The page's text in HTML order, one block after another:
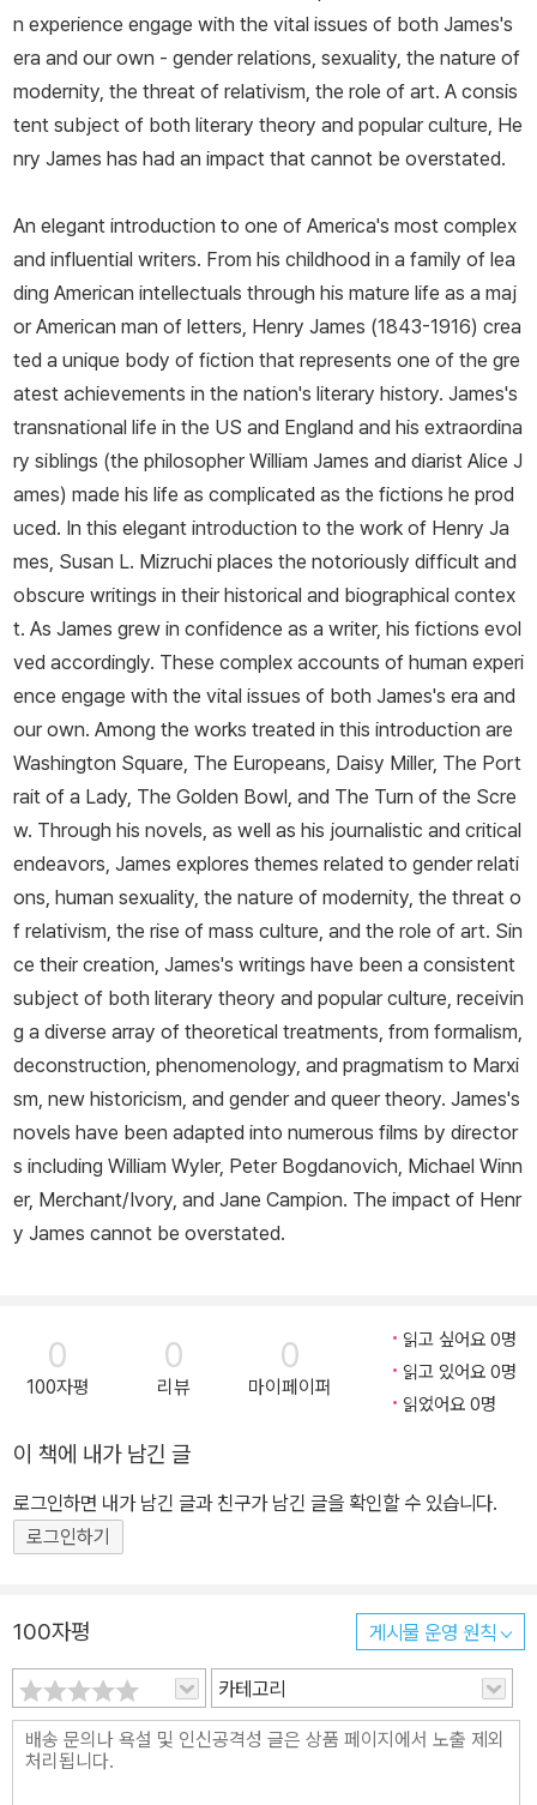
n experience engage with the vital issues of both James's
era and our own - gender relations, sexuality, the nature of
modernity, the threat of relativism, the role of art. A consis
tent subject of both literary theory and popular culture, He
nry James has had an impact that cannot be overstated.
An elegant introduction to one of America's most complex
and influential writers. From his childhood in a family of lea
ding American intellectuals through his mature life as a maj
or American man of letters, Henry James (1843-1916) crea
ted a unique body of fiction that represents one of the gre
atest achievements in the nation's literary history. James's
transnational life in the US and England and his extraordina
ry siblings (the philosopher William James and diarist Alice J
ames) made his life as complicated as the fictions he prod
uced. In this elegant introduction to the work of Henry Ja
mes, Susan L. Mizruchi places the notoriously difficult and
obscure writings in their historical and biographical contex
t. As James grew in confidence as a writer, his fictions evol
ved accordingly. These complex accounts of human experi
ence engage with the vital issues of both James's era and
our own. Among the works treated in this introduction are
Washington Square, The Europeans, Daisy Miller, The Port
rait of a Lady, The Golden Bowl, and The Turn of the Scre
w. Through his novels, as well as his journalistic and critical
endeavors, James explores themes related to gender relati
ons, human sexuality, the nature of modernity, the threat o
f relativism, the rise of mass culture, and the role of art. Sin
ce their creation, James's writings have been a consistent
subject of both literary theory and popular culture, receivin
g a diverse array of theoretical treatments, from formalism,
deconstruction, phenomenology, and pragmatism to Marxi
sm, new historicism, and gender and queer theory. James's
novels have been adapted into numerous films by director
s including William Wyler, Peter Bogdanovich, Michael Winn
er, Merchant/Ivory, and Jane Campion. The impact of Henr
y James cannot be overstated.
0
100자평
0
리뷰
0
마이페이퍼
읽고 싶어요 0명
읽고 있어요 0명
읽었어요 0명
이 책에 내가 남긴 글
로그인하면 내가 남긴 글과 친구가 남긴 글을 확인할 수 있습니다.
로그인하기
100자평 게시물 운영 원칙
카테고리